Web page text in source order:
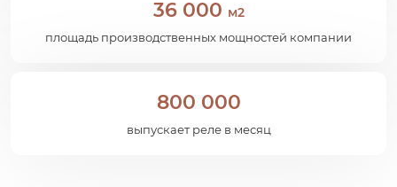
36 000 м2
площадь производственных мощностей компании
800 000
выпускает реле в месяц